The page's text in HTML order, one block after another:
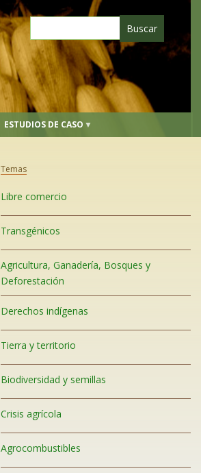
ESTUDIOS DE CASO
Temas
Libre comercio
Transgénicos
Agricultura, Ganadería, Bosques y
Deforestación
Derechos indígenas
Tierra y territorio
Biodiversidad y semillas
Crisis agrícola
Agrocombustibles